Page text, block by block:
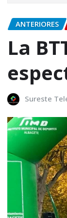
ANTERIORES
La
Sureste